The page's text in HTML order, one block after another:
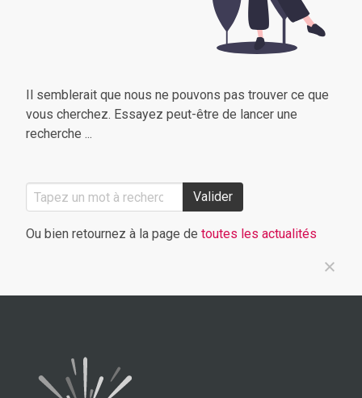
Il semblerait que nous ne pouvons pas trouver ce que
vous cherchez. Essayez peut-être de lancer une
recherche ...
Valider
Ou bien retournez à la page de toutes les actualités